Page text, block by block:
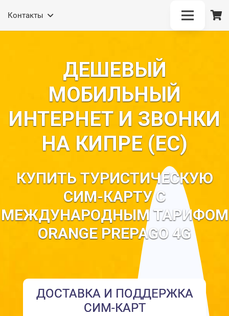
Контакты
ДЕШЕВЫЙ
МОБИЛЬНЫЙ
ИНТЕРНЕТ И ЗВОНКИ
НА КИПРЕ (ЕС)
КУПИТЬ ТУРИСТИЧЕСКУЮ
СИМ-КАРТУ С
МЕЖДУНАРОДНЫМ ТАРИФОМ
ORANGE PREPAGO 4G
ДОСТАВКА И ПОДДЕРЖКА
СИМ-КАРТ